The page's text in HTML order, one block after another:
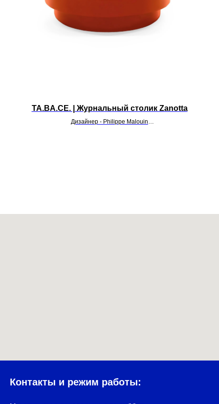
TA.BA.CE. | Журнальный столик Zanotta
Дизайнер - Philippe Malouin
Контакты и режим работы: